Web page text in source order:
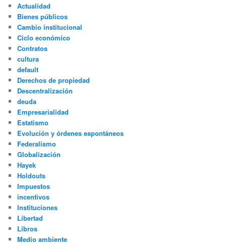
Actualidad
Bienes públicos
Cambio institucional
Ciclo económico
Contratos
cultura
default
Derechos de propiedad
Descentralización
deuda
Empresarialidad
Estatismo
Evolución y órdenes espontáneos
Federalismo
Globalización
Hayek
Holdouts
Impuestos
incentivos
Instituciones
Libertad
Libros
Medio ambiente